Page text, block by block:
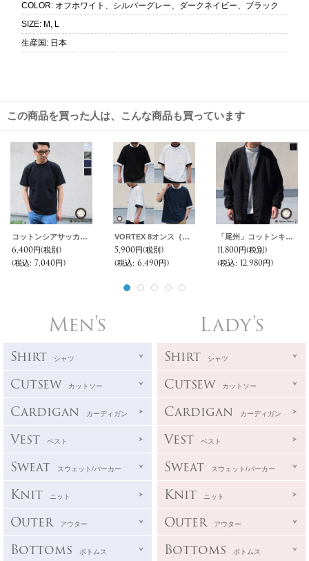
COLOR: オフホワイト、シルバーグレー、ダークネイビー、ブラック
SIZE: M, L
生産国 : 日本
この商品を買った人は、こんな商品も買っています
コットンシアサッカー天竺 サイドスリットポケTee【MADE IN JAPAN】『日本製』/ Upscape Audience
6,400円(税別)
(税込: 7,040円)
VORTEX 8オンス（MVS天竺）モックネック リンガー ハーフスリーブ Tシャツ【MADE IN JAPAN】『日本製』/ Upscape Audience
5,900円(税別)
(税込: 6,490円)
「尾州」コットンキルト くるみボタン 3XL カーディガン【MADE IN JAPAN】『日本製』【送料無料】 / Upscape Audience
11,800円(税別)
(税込: 12,980円)
Men's
Shirt シャツ
Cutsew カットソー
Cardigan カーディガン
Vest ベスト
Sweat スウェット/パーカー
Knit ニット
Outer アウター
Bottoms ボトムス
Lady's
Shirt シャツ
Cutsew カットソー
Cardigan カーディガン
Vest ベスト
Sweat スウェット/パーカー
Knit ニット
Outer アウター
Bottoms ボトムス